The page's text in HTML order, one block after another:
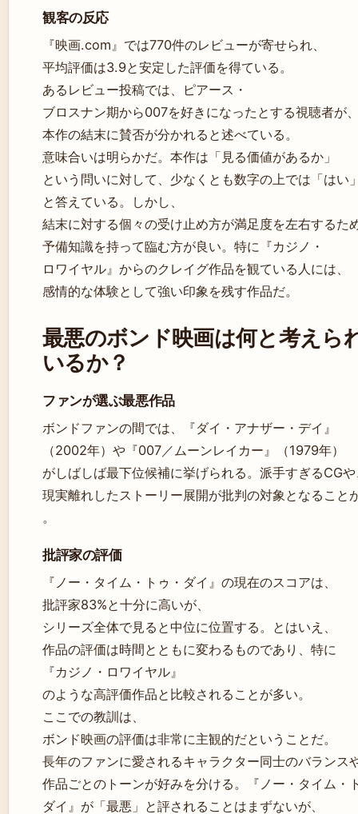
観客の反応
『映画.com』では770件のレビューが寄せられ、
平均評価は3.9と安定した評価を得ている。
あるレビュー投稿では、ピアース・
ブロスナン期から007を好きになったとする視聴者が
本作の結末に賛否が分かれると述べている。
意味合いは明らかだ。本作は「見る価値があるか」
という問いに対して、少なくとも数字の上では「はい
と答えている。しかし、
結末に対する個々の受け止め方が満足度を左右するた
予備知識を持って臨む方が良い。特に『カジノ・
ロワイヤル』からのクレイグ作品を観ている人には、
感情的な体験として強い印象を残す作品だ。
最悪のボンド映画は何と考えら
いるか？
ファンが選ぶ最悪作品
ボンドファンの間では、『ダイ・アナザー・デイ』
（2002年）や『007／ムーンレイカー』（1979年）
がしばしば最下位候補に挙げられる。派手すぎるCG
現実離れしたストーリー展開が批判の対象となること
。
批評家の評価
『ノー・タイム・トゥ・ダイ』の現在のスコアは、
批評家83%と十分に高いが、
シリーズ全体で見ると中位に位置する。とはいえ、
作品の評価は時間とともに変わるものであり、特に
『カジノ・ロワイヤル』
のような高評価作品と比較されることが多い。
ここでの教訓は、
ボンド映画の評価は非常に主観的だということだ。
長年のファンに愛されるキャラクター同士のバランス
作品ごとのトーンが好みを分ける。『ノー・タイム・
ダイ』が「最悪」と評されることはまずないが、